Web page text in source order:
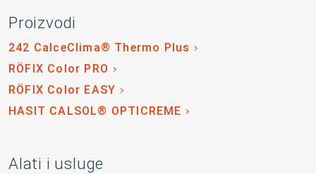
Proizvodi
242 CalceClima® Thermo Plus
RÖFIX Color PRO
RÖFIX Color EASY
HASIT CALSOL® OPTICREME
Alati i usluge